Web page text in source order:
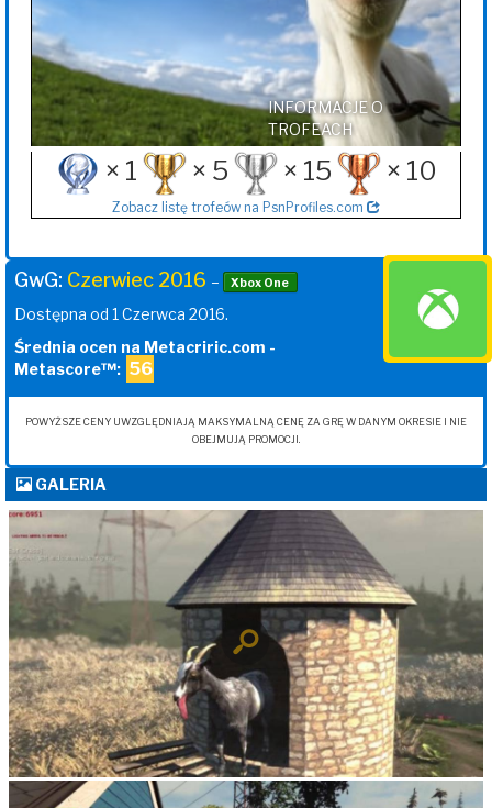
INFORMACJE O
TROFEACH
× 1 × 5 × 15 × 10
Zobacz listę trofeów na PsnProfiles.com
GwG: Czerwiec 2016 – Xbox One
Dostępna od 1 Czerwca 2016.
Średnia ocen na Metacriric.com -
Metascore™: 56
POWYŻSZE CENY UWZGLĘDNIAJĄ MAKSYMALNĄ CENĘ ZA GRĘ W DANYM OKRESIE I NIE
OBEJMUJĄ PROMOCJI.
GALERIA